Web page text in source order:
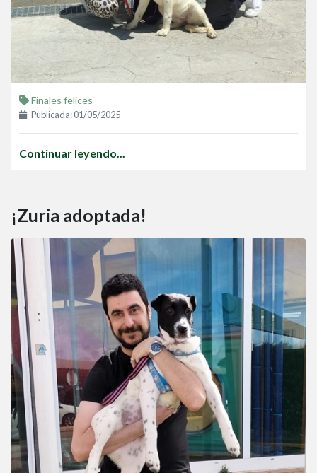
Finales felices
Publicada: 01/05/2025
Continuar leyendo...
¡Zuria adoptada!